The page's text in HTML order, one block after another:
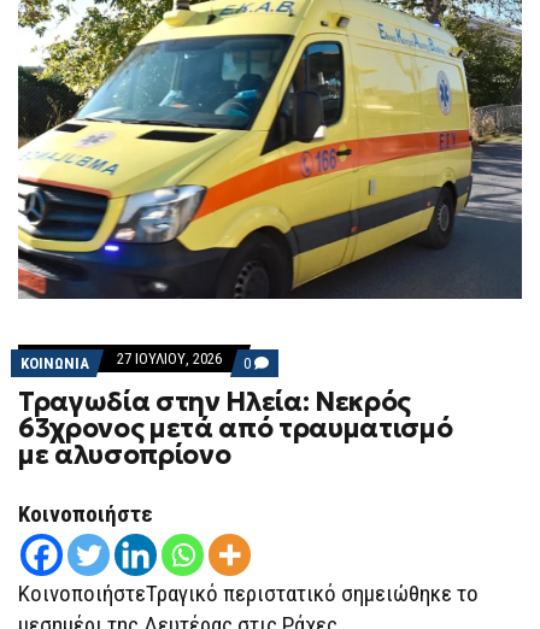
ΚΟΙΝΩΝΙΑ 27 ΙΟΥΛΊΟΥ, 2026 0 COMMENTS
ON
ΤΡΑΓΩΔΊΑ
ΣΤΗΝ
ΗΛΕΊΑ:
Τραγωδία στην Ηλεία: Νεκρός
63χρονος μετά από τραυματισμό
με αλυσοπρίονο
Κοινοποιήστε
ΚοινοποιήστεΤραγικό περιστατικό σημειώθηκε το